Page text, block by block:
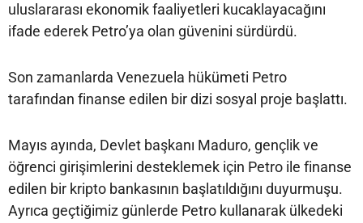
uluslararası ekonomik faaliyetleri kucaklayacağını
ifade ederek Petro’ya olan güvenini sürdürdü.
Son zamanlarda Venezuela hükümeti Petro
tarafından finanse edilen bir dizi sosyal proje başlattı.
Mayıs ayında, Devlet başkanı Maduro, gençlik ve
öğrenci girişimlerini desteklemek için Petro ile finanse
edilen bir kripto bankasının başlatıldığını duyurmuşu.
Ayrıca geçtiğimiz günlerde Petro kullanarak ülkedeki